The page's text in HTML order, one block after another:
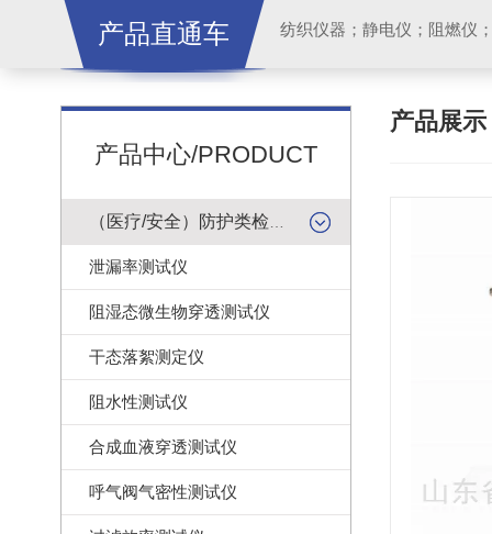
产品直通车 纺织仪器；静电仪；阻燃仪
产品展示
产品中心/PRODUCT
泄漏率测试仪
阻湿态微生物穿透测试仪
干态落絮测定仪
阻水性测试仪
合成血液穿透测试仪
呼气阀气密性测试仪